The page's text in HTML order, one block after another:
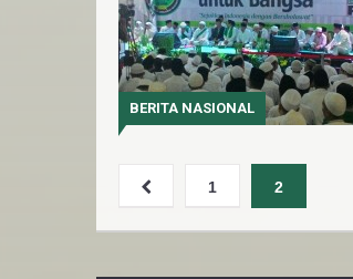
BERITA NASIONAL
1 2